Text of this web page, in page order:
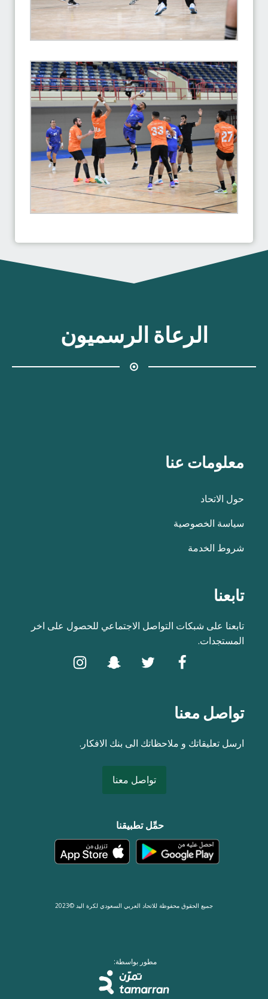
الرعاة الرسميون
معلومات عنا
حول الاتحاد
سياسة الخصوصية
شروط الخدمة
تابعنا
تابعنا على شبكات التواصل الاجتماعي للحصول على اخر
المستجدات.
تواصل معنا
ارسل تعليقاتك و ملاحظاتك الى بنك الافكار.
تواصل معنا
حمِّل تطبيقنا
جميع الحقوق محفوظة للاتحاد العربي السعودي لكرة اليد ©2023
مطور بواسطة: